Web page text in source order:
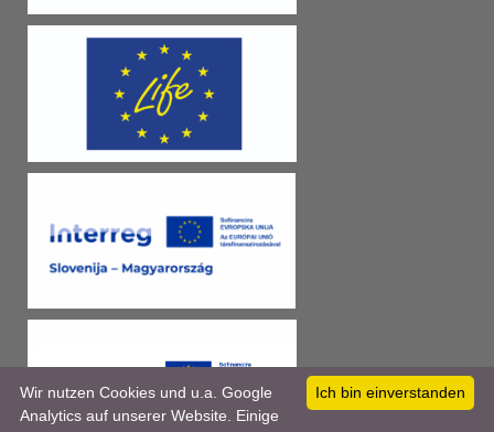
Ich bin einverstanden
Wir nutzen Cookies und u.a. Google
Analytics auf unserer Website. Einige